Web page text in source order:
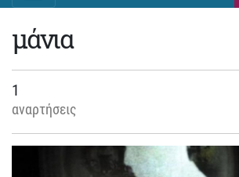
μάνια
1
αναρτήσεις